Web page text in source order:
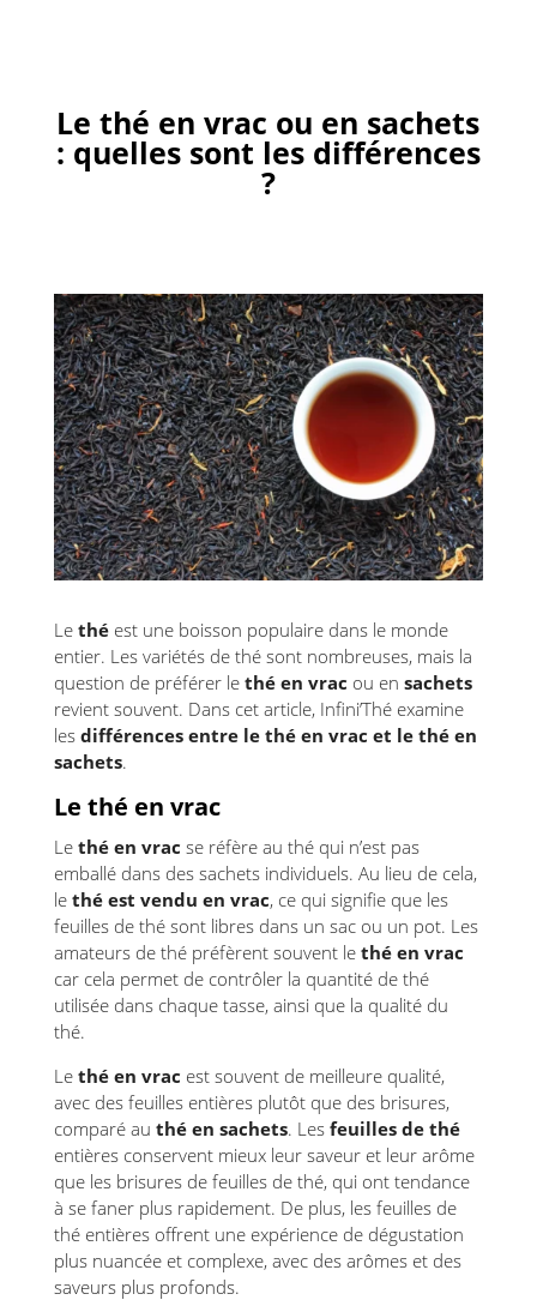
Le thé en vrac ou en sachets
: quelles sont les différences
?
Le théest une boisson populaire dans le monde
entier. Les variétés de thé sont nombreuses, mais la
question de préférer le thé en vrac ou en sachets
revient souvent. Dans cet article, Infini’Thé examine
les différences entre le thé en vrac et le thé en
sachets.
Le thé en vrac
Le thé en vrac se réfère au thé qui n’est pas
emballé dans des sachets individuels. Au lieu de cela,
le thé est vendu en vrac, ce qui signifie que les
feuilles de thé sont libres dans un sac ou un pot. Les
amateurs de thé préfèrent souvent le thé en vrac
car cela permet de contrôler la quantité de thé
utilisée dans chaque tasse, ainsi que la qualité du
thé.
Le thé en vrac est souvent de meilleure qualité,
avec des feuilles entières plutôt que des brisures,
comparé au thé en sachets. Les feuilles de thé
entières conservent mieux leur saveur et leur arôme
que les brisures de feuilles de thé, qui ont tendance
à se faner plus rapidement. De plus, les feuilles de
thé entières offrent une expérience de dégustation
plus nuancée et complexe, avec des arômes et des
saveurs plus profonds.